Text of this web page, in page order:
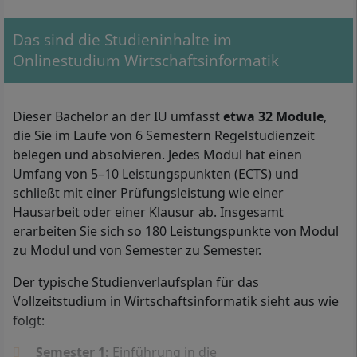
Mit Ihrem Bachelor in Wirtschaftsinformatik arbeiten Sie
beispielsweise als Softwareentwickler bzw. Softwareentwicklerin,
als Business Analyst oder als IT-Consultant.
Wirtschaftsinformatik an der IU Internationalen
Hochschule können Sie zugelassen werden, wenn Sie
entweder ein
Das sind die Studieninhalte im
Onlinestudium Wirtschaftsinformatik
Dieser Bachelor an der IU umfasstetwa 32 Module,
die Sie im Laufe von 6 Semestern Regelstudienzeit
belegen und absolvieren. Jedes Modul hat einen
Umfang von 5–10 Leistungspunkten (ECTS) und
schließt mit einer Prüfungsleistung wie einer
Hausarbeit oder einer Klausur ab. Insgesamt
erarbeiten Sie sich so 180 Leistungspunkte von Modul
zu Modul und von Semester zu Semester.
Der typische Studienverlaufsplan für das
Vollzeitstudium in Wirtschaftsinformatik sieht aus wie
folgt:
Semester 1: Einführung in die